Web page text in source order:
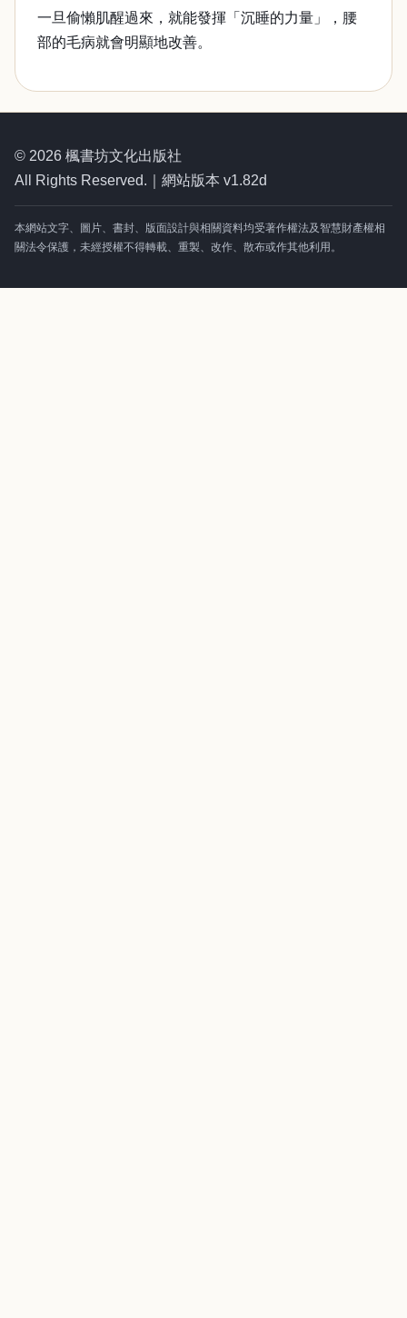
一旦偷懶肌醒過來，就能發揮「沉睡的力量」，腰
部的毛病就會明顯地改善。
© 2026 楓書坊文化出版社
All Rights Reserved.｜網站版本 v1.82d
本網站文字、圖片、書封、版面設計與相關資料均受著作權法及智慧財產權相
關法令保護，未經授權不得轉載、重製、改作、散布或作其他利用。